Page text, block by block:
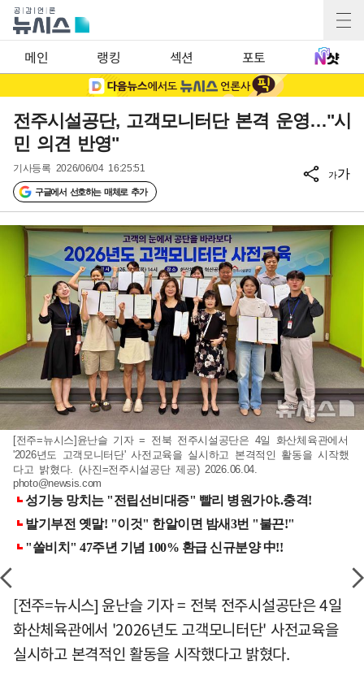
메인 랭킹 섹션 포토
전주시설공단, 고객모니터단 본격 운영…"시
민 의견 반영"
기사등록 2026/06/04 16:25:51
구글에서 선호하는 매체로 추가
가가
[전주=뉴시스]윤난슬 기자 = 전북 전주시설공단은 4일 화산체육관에서
'2026년도 고객모니터단' 사전교육을 실시하고 본격적인 활동을 시작했
다고 밝혔다. (사진=전주시설공단 제공) 2026.06.04.
photo@newsis.com
[전주=뉴시스] 윤난슬 기자 = 전북 전주시설공단은 4일
화산체육관에서 '2026년도 고객모니터단' 사전교육을
실시하고 본격적인 활동을 시작했다고 밝혔다.